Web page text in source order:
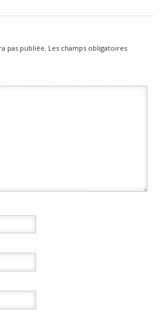
pas publiée. Les champs obligatoires